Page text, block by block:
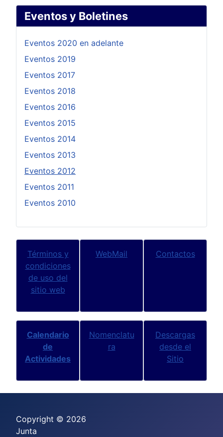
Eventos y Boletines
Eventos 2020 en adelante
Eventos 2019
Eventos 2017
Eventos 2018
Eventos 2016
Eventos 2015
Eventos 2014
Eventos 2013
Eventos 2012
Eventos 2011
Eventos 2010
Términos y
condiciones
de uso del
sitio web
WebMail Contactos
Calendario
de
Actividades
Nomenclatu
ra
Descargas
desde el
Sitio
Copyright © 2026
Junta